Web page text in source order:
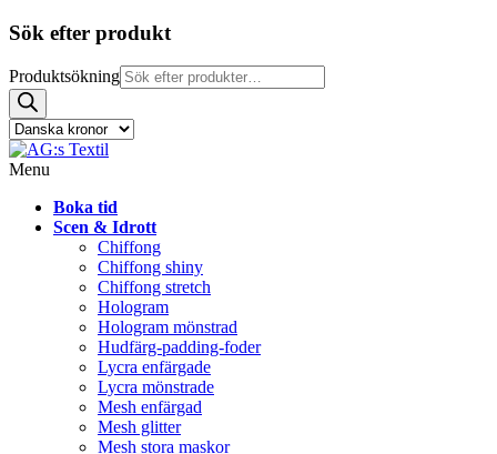
Sök efter produkt
Produktsökning
Menu
Boka tid
Scen & Idrott
Chiffong
Chiffong shiny
Chiffong stretch
Hologram
Hologram mönstrad
Hudfärg-padding-foder
Lycra enfärgade
Lycra mönstrade
Mesh enfärgad
Mesh glitter
Mesh stora maskor